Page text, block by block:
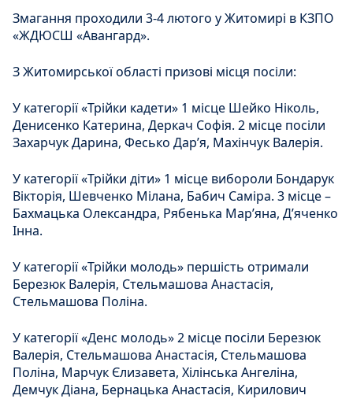
Змагання проходили 3-4 лютого у Житомирі в КЗПО
«ЖДЮСШ «Авангард».
З Житомирської області призові місця посіли:
У категорії «Трійки кадети» 1 місце Шейко Ніколь,
Денисенко Катерина, Деркач Софія. 2 місце посіли
Захарчук Дарина, Фесько Дар’я, Махінчук Валерія.
У категорії «Трійки діти» 1 місце вибороли Бондарук
Вікторія, Шевченко Мілана, Бабич Саміра. 3 місце –
Бахмацька Олександра, Рябенька Мар’яна, Д’яченко
Інна.
У категорії «Трійки молодь» першість отримали
Березюк Валерія, Стельмашова Анастасія,
Стельмашова Поліна.
У категорії «Денс молодь» 2 місце посіли Березюк
Валерія, Стельмашова Анастасія, Стельмашова
Поліна, Марчук Єлизавета, Хілінська Ангеліна,
Демчук Діана, Бернацька Анастасія, Кирилович